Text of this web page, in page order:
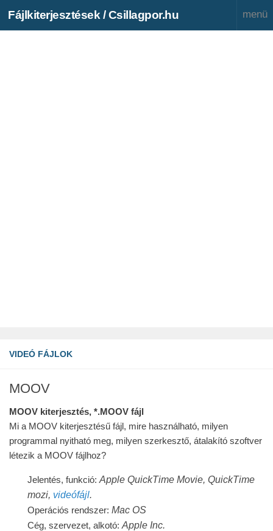
Fájlkiterjesztések / Csillagpor.hu
VIDEÓ FÁJLOK
MOOV
MOOV kiterjesztés, *.MOOV fájl
Mi a MOOV kiterjesztésű fájl, mire használható, milyen
programmal nyitható meg, milyen szerkesztő, átalakító szoftver
létezik a MOOV fájlhoz?
Jelentés, funkció: Apple QuickTime Movie, QuickTime
mozi, videófájl.
Operációs rendszer: Mac OS
Cég, szervezet, alkotó: Apple Inc.